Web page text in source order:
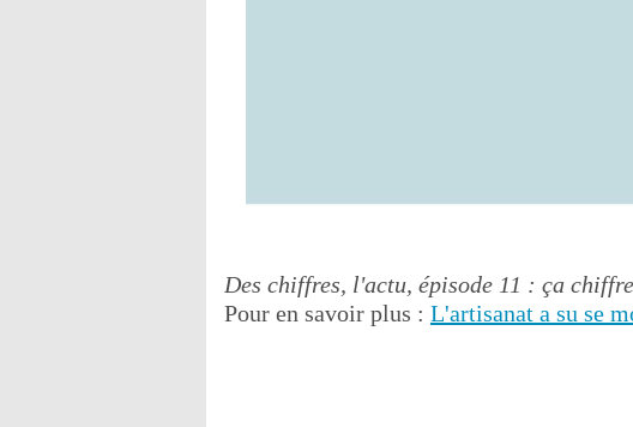
Des chiffres, l'actu, épisode 11 : ça
Pour en savoir plus : L'artisanat a su se